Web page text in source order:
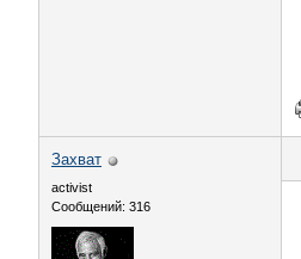
Захват
activist
Сообщений: 316